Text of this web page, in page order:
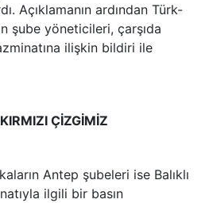
Açıklamanın ardından Türk-
şube yöneticileri, çarşıda
ilişkin bildiri ile
ÇİZGİMİZ
Antep şubeleri ise Balıklı
ilgili bir basın